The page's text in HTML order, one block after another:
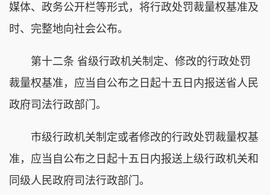
媒体、政务公开栏等形式，将行政处罚裁量权基准及
时、完整地向社会公布。
第十二条 省级行政机关制定、修改的行政处罚
裁量权基准，应当自公布之日起十五日内报送省人民
政府司法行政部门。
市级行政机关制定或者修改的行政处罚裁量权基
准，应当自公布之日起十五日内报送上级行政机关和
同级人民政府司法行政部门。